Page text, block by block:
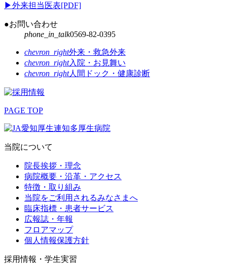
▶外来担当医表[PDF]
●お問い合わせ
phone_in_talk0569-82-0395
chevron_right外来・救急外来
chevron_right入院・お見舞い
chevron_right人間ドック・健康診断
PAGE TOP
当院について
院長挨拶・理念
病院概要・沿革・アクセス
特徴・取り組み
当院をご利用されるみなさまへ
臨床指標・患者サービス
広報誌・年報
フロアマップ
個人情報保護方針
採用情報・学生実習